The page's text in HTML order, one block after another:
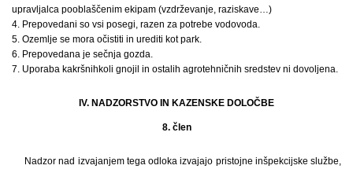
upravljalca pooblaščenim ekipam (vzdrževanje, raziskave…)
4. Prepovedani so vsi posegi, razen za potrebe vodovoda.
5. Ozemlje se mora očistiti in urediti kot park.
6. Prepovedana je sečnja gozda.
7. Uporaba kakršnihkoli gnojil in ostalih agrotehničnih sredstev ni dovoljena.
IV. NADZORSTVO IN KAZENSKE DOLOČBE
8. člen
Nadzor nad izvajanjem tega odloka izvajajo pristojne inšpekcijske službe,